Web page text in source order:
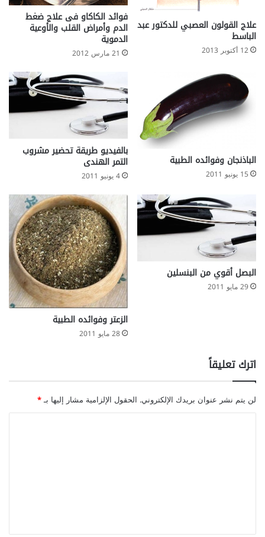
علاج القولون العصبي للدكتور عبد
الباسط
12 أكتوبر 2013
فوائد الكاكاو فى علاج ضغط
الدم وأمراض القلب والأوعية
الدموية
21 مارس 2012
الباذنجان وفوائده الطبية
15 يونيو 2011
بالفيديو طريقة تحضير مشروب
التمر الهندى
4 يونيو 2011
البصل أقوي من البنسلين
29 مايو 2011
الزعتر وفوائده الطبية
28 مايو 2011
اترك تعليقاً
لن يتم نشر عنوان بريدك الإلكتروني. الحقول الإلزامية مشار إليها بـ*